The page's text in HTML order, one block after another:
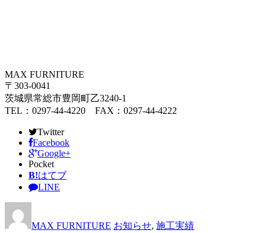
MAX FURNITURE
〒303-0041
茨城県常総市豊岡町乙3240-1
TEL：0297-44-4220 FAX：0297-44-4222
Twitter
Facebook
Google+
Pocket
B!はてブ
LINE
MAX FURNITURE お知らせ, 施工実績